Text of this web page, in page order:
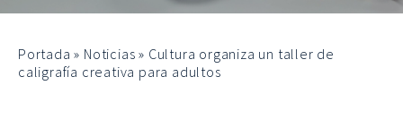
Portada » Noticias » Cultura organiza un taller de
caligrafía creativa para adultos